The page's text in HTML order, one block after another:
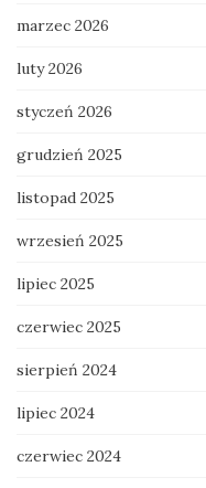
marzec 2026
luty 2026
styczeń 2026
grudzień 2025
listopad 2025
wrzesień 2025
lipiec 2025
czerwiec 2025
sierpień 2024
lipiec 2024
czerwiec 2024